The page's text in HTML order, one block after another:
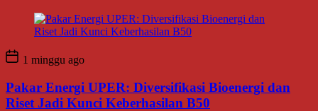
1 minggu ago
Pakar Energi UPER: Diversifikasi Bioenergi dan
Riset Jadi Kunci Keberhasilan B50